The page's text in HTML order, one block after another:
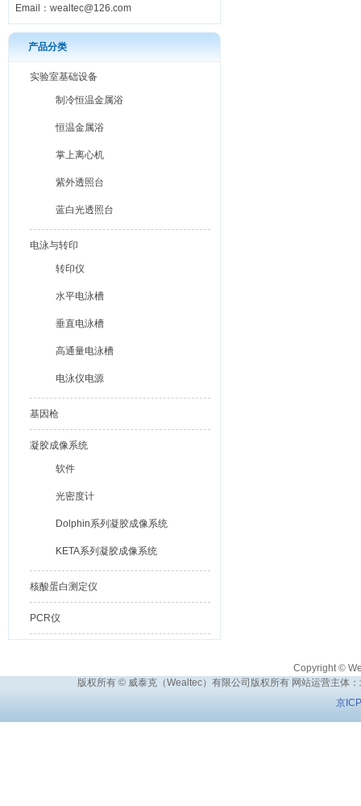
Email： wealtec@126.com
产品分类
实验室基础设备
制冷恒温金属浴
恒温金属浴
掌上离心机
紫外透照台
蓝白光透照台
电泳与转印
转印仪
水平电泳槽
垂直电泳槽
高通量电泳槽
电泳仪电源
基因枪
凝胶成像系统
软件
光密度计
Dolphin系列凝胶成像系统
KETA系列凝胶成像系统
核酸蛋白测定仪
PCR仪
Copyright ©
版权所有 © 威泰克（Wealtec）有限公司版权所有 网站运营主体
京